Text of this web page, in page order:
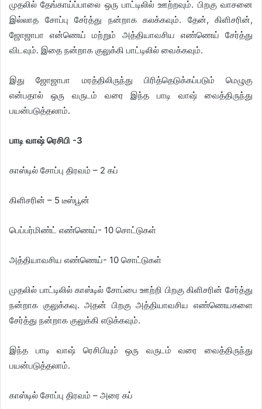
முதலில் தேங்காய்ப்பாலை ஒரு பாட்டிலில் ஊற்றவும். பிறகு வாசனை
இல்லாத சோப்பு சேர்த்து நன்றாக கலக்கவும். தேன், கிளிசரின்,
ஜோஜாபா என்ணெய் மற்றும் அத்தியாவசிய எண்ணெய் சேர்த்து
விடவும். இதை நன்றாக குலுக்கி பாட்டிலில் வைக்கவும்.
இது ஜோஜாபா மரத்திலிருந்து பிரித்தெடுக்கப்படும் மெழுகு
என்பதால் ஒரு வருடம் வரை இந்த பாடி வாஷ் வைத்திருந்து
பயன்படுத்தலாம்.
​பாடி வாஷ் ரெசிபி -3
காஸ்டில் சோப்பு திரவம் – 2 கப்
கிளிசரின் – 5 டீஸ்பூன்
பெப்பர்மிண்ட் எண்ணெய்- 10 சொட்டுகள்
அத்தியாவசிய எண்ணெய்- 10 சொட்டுகள்
முதலில் பாட்டிலில் காஸ்டில் சோப்பை ஊற்றி பிறகு கிளிசரின் சேர்த்து
நன்றாக குலுக்கவு. அதன் பிறகு அத்தியாவசிய எண்ணெயகளை
சேர்த்து நன்றாக குலுக்கி எடுக்கவும்.
இந்த பாடி வாஷ் ரெசிபியும் ஒரு வருடம் வரை வைத்திருந்து
பயன்படுத்தலாம்.
​காஸ்டில் சோப்பு திரவம் – அரை கப்